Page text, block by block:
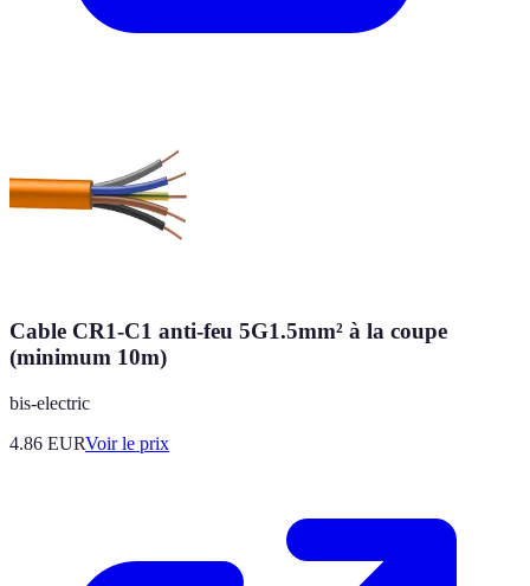
Cable CR1-C1 anti-feu 5G1.5mm² à la coupe
(minimum 10m)
bis-electric
4.86 EURVoir le prix